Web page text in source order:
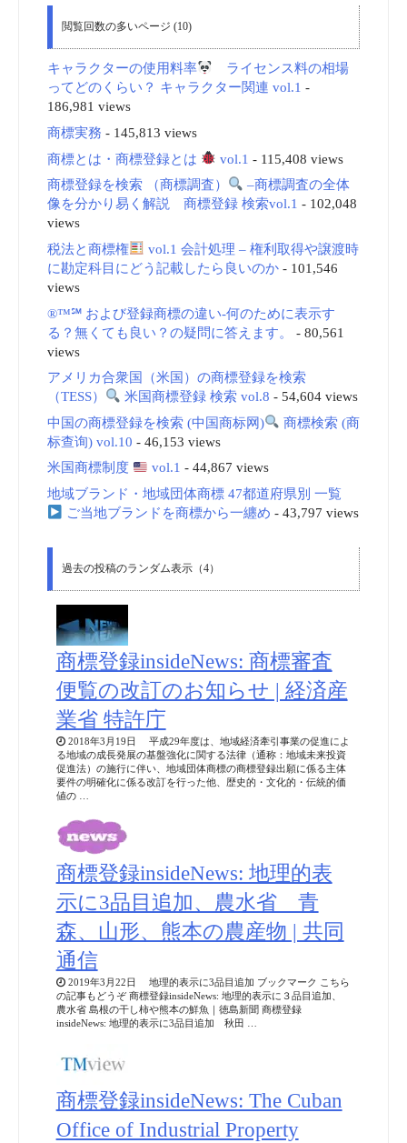
閲覧回数の多いページ (10)
キャラクターの使用料率
ライセンス料の相場
ってどのくらい？ キャラクター関連 vol.1 -
186,981 views
商標実務 - 145,813 views
商標とは・商標登録とは
vol.1 - 115,408 views
商標登録を検索 （商標調査）
–商標調査の全体
像を分かり易く解説 商標登録 検索vol.1 - 102,048
views
税法と商標権
vol.1 会計処理 – 権利取得や譲渡時
に勘定科目にどう記載したら良いのか- 101,546
views
®™℠ および登録商標の違い-何のために表示す
る？無くても良い？の疑問に答えます。
- 80,561
views
アメリカ合衆国（米国）の商標登録を検索
（TESS）
米国商標登録 検索 vol.8 - 54,604 views
中国の商標登録を検索 (中国商标网)
商標検索 (商
标查询) vol.10 - 46,153 views
米国商標制度
vol.1 - 44,867 views
地域ブランド・地域団体商標 47都道府県別 一覧
ご当地ブランドを商標から一纏め - 43,797 views
過去の投稿のランダム表示（4）
商標登録insideNews: 商標審査
便覧の改訂のお知らせ | 経済産
業省 特許庁
2018年3月19日 平成29年度は、地域経済牽引事業の促進によ
る地域の成長発展の基盤強化に関する法律（通称：地域未来投資
促進法）の施行に伴い、地域団体商標の商標登録出願に係る主体
要件の明確化に係る改訂を行った他、歴史的・文化的・伝統的価
値の …
商標登録insideNews: 地理的表
示に3品目追加、農水省 青
森、山形、熊本の農産物 | 共同
通信
2019年3月22日 地理的表示に3品目追加 ブックマーク こちら
の記事もどうぞ 商標登録insideNews: 地理的表示に３品目追加、
農水省 島根の干し柿や熊本の鮮魚｜徳島新聞 商標登録
insideNews: 地理的表示に3品目追加 秋田 …
商標登録insideNews: The Cuban
Office of Industrial Property